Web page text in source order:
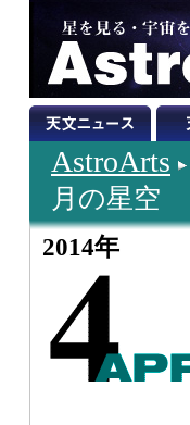
AstroArts
月の星空
2014年